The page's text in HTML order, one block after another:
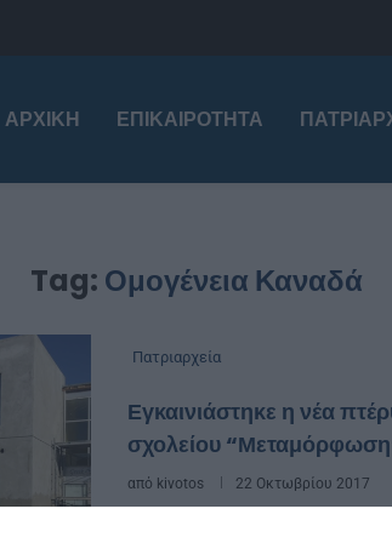
ΑΡΧΙΚΉ ΕΠΙΚΑΙΡΌΤΗΤΑ
Tag: Ομογένεια Καναδά
Πατριαρχεία
Εγκαινιάστηκε η νέα
σχολείου
από kivotos 22 Οκτωβρίου 2017